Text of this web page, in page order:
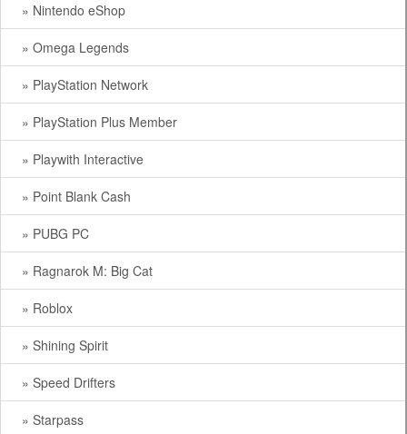
» Nintendo eShop
» Omega Legends
» PlayStation Network
» PlayStation Plus Member
» Playwith Interactive
» Point Blank Cash
» PUBG PC
» Ragnarok M: Big Cat
» Roblox
» Shining Spirit
» Speed Drifters
» Starpass